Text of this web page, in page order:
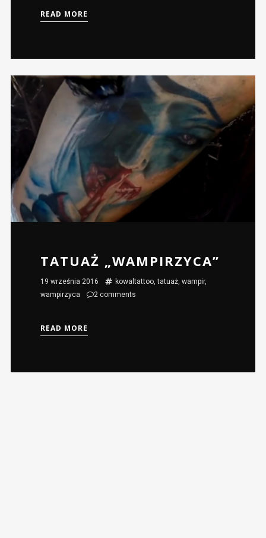
READ MORE
TATUAŻ „WAMPIRZYCA”
19 września 2016 kowaltattoo,tatuaż, wampir,
wampirzyca
2 comments
READ MORE